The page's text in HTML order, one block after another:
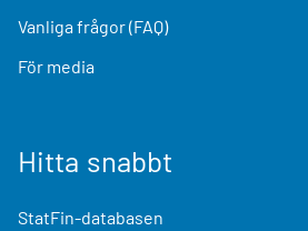
Vanliga frågor (FAQ)
För media
Hitta snabbt
StatFin-databasen